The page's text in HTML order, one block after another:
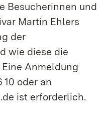
Besucherinnen und
Martin Ehlers
der
wie diese die
Anmeldung
oder an
ist erforderlich.